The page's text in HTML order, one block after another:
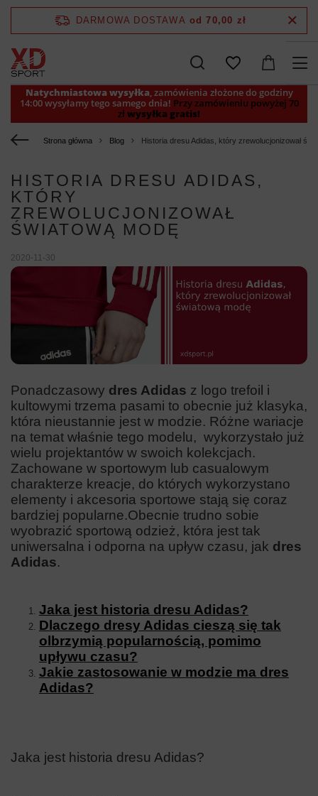
Natychmiastowa wysyłka, zamówienia złożone do godziny
14:00 wysyłamy tego samego dnia! Przy zamówieniu powyżej 70
złwysyłka gratis!
DARMOWA DOSTAWA od 70,00 zł
Strona główna Blog Historia dresu Adidas, który zrewolucjonizował
HISTORIA DRESU ADIDAS,
KTÓRY
ZREWOLUCJONIZOWAŁ
ŚWIATOWĄ MODĘ
2020-11-30
Ponadczasowy dres Adidas z logo trefoil i
kultowymi trzema pasami to obecnie już klasyka,
która nieustannie jest w modzie. Różne wariacje
na temat właśnie tego modelu, wykorzystało już
wielu projektantów w swoich kolekcjach.
Zachowane w sportowym lub casualowym
charakterze kreacje, do których wykorzystano
elementy i akcesoria sportowe stają się coraz
bardziej popularne.Obecnie trudno sobie
wyobrazić sportową odzież, która jest tak
uniwersalna i odporna na upływ czasu, jak dres
Adidas.
Jaka jest historia dresu Adidas?
Dlaczego dresy Adidas cieszą się tak
olbrzymią popularnością, pomimo
upływu czasu?
Jakie zastosowanie w modzie ma dres
Adidas?
Jaka jest historia dresu Adidas?